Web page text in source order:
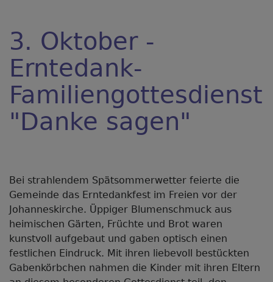
3. Oktober -
Erntedank-
Familiengottesdienst
"Danke sagen"
Bei strahlendem Spätsommerwetter feierte die
Gemeinde das Erntedankfest im Freien vor der
Johanneskirche. Üppiger Blumenschmuck aus
heimischen Gärten, Früchte und Brot waren
kunstvoll aufgebaut und gaben optisch einen
festlichen Eindruck. Mit ihren liebevoll bestückten
Gabenkörbchen nahmen die Kinder mit ihren Eltern